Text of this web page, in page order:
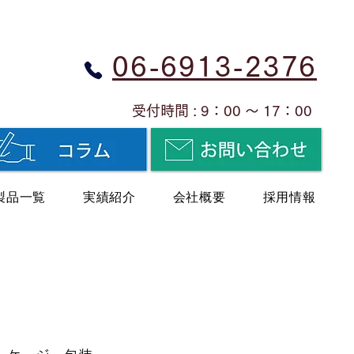
06-6913-2376
​受付時間 : 9：00 ～ 17：00
品一覧 実績紹介 会社概要 採用情報